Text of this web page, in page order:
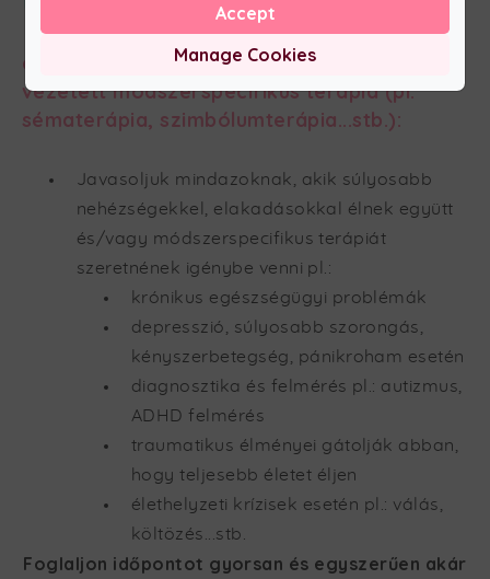
Szakpszichológus (tanácsadó-,
egészség-, klinikai szakpszichológus) által
vezetett módszerspecifikus terápia (pl:
sématerápia, szimbólumterápia...stb.):
Javasoljuk mindazoknak, akik súlyosabb
nehézségekkel, elakadásokkal élnek együtt
és/vagy módszerspecifikus terápiát
szeretnének igénybe venni pl.:
krónikus egészségügyi problémák
depresszió, súlyosabb szorongás,
kényszerbetegség, pánikroham esetén
diagnosztika és felmérés pl.: autizmus,
ADHD felmérés
traumatikus élményei gátolják abban,
hogy teljesebb életet éljen
élethelyzeti krízisek esetén pl.: válás,
költözés...stb.
Foglaljon időpontot gyorsan és egyszerűen akár
Manage Cookies
Accept